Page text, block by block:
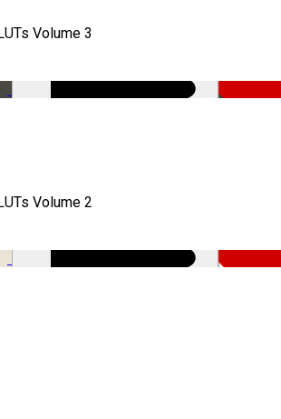
Volume 3
Volume 2